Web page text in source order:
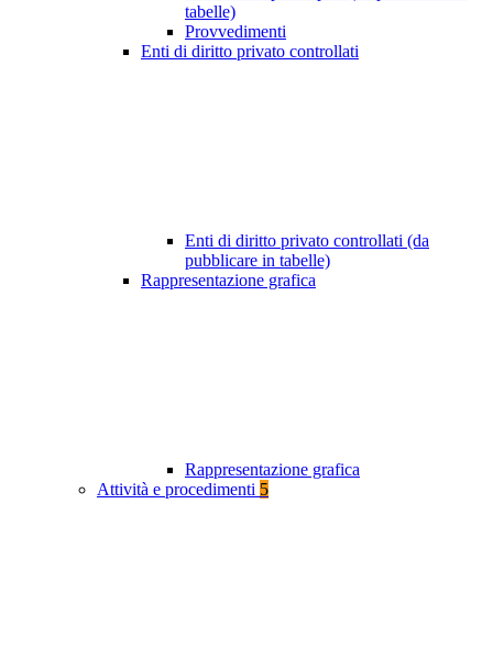
tabelle)
Provvedimenti
Enti di diritto privato controllati
Enti di diritto privato controllati (da
pubblicare in tabelle)
Rappresentazione grafica
Rappresentazione grafica
Attività e procedimenti 5